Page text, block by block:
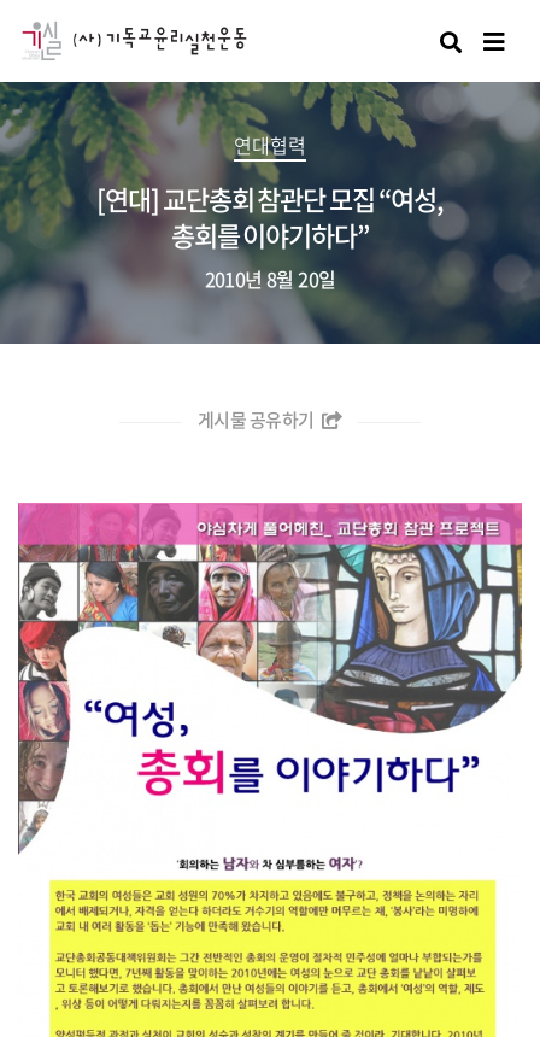
검색
연대협력
[연대] 교단총회 참관단 모집 “여성,
총회를 이야기하다”
2010년 8월 20일
게시물 공유하기